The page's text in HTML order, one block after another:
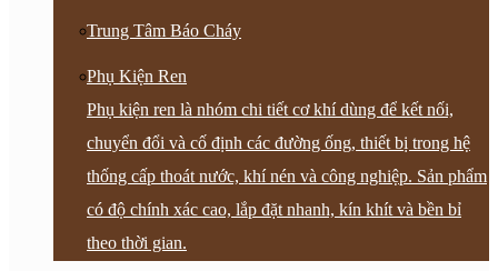
Trung Tâm Báo Cháy
Phụ Kiện Ren
Phụ kiện ren là nhóm chi tiết cơ khí dùng để kết nối,
chuyển đổi và cố định các đường ống, thiết bị trong hệ
thống cấp thoát nước, khí nén và công nghiệp. Sản phẩm
có độ chính xác cao, lắp đặt nhanh, kín khít và bền bỉ
theo thời gian.